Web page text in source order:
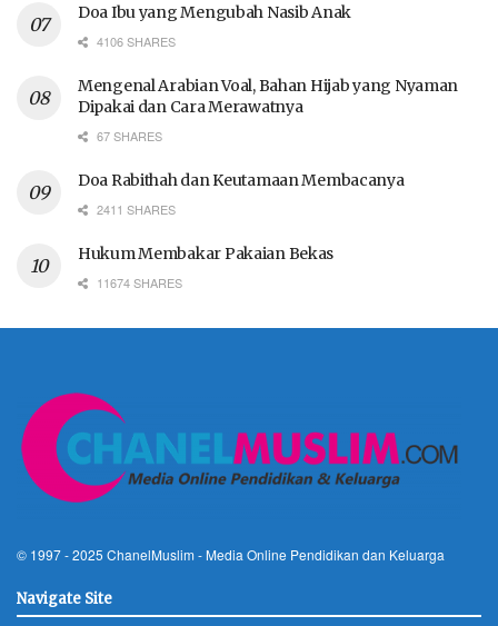
Doa Ibu yang Mengubah Nasib Anak
4106 SHARES
Mengenal Arabian Voal, Bahan Hijab yang Nyaman
Dipakai dan Cara Merawatnya
67 SHARES
Doa Rabithah dan Keutamaan Membacanya
2411 SHARES
Hukum Membakar Pakaian Bekas
11674 SHARES
© 1997 - 2025 ChanelMuslim - Media Online Pendidikan dan Keluarga
Navigate Site